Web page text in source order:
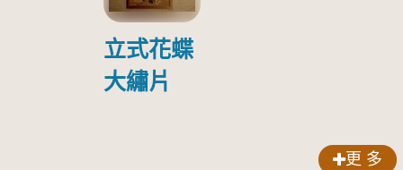
立式花蝶
大繡片
傷日本戰
更 多